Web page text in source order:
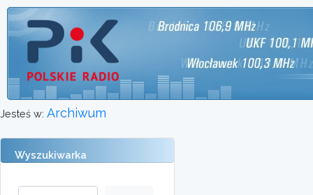
Jesteś w: Archiwum
Wyszukiwarka